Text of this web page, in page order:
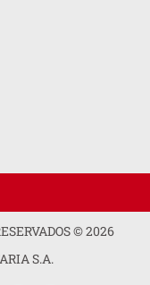
©2026
S.A.